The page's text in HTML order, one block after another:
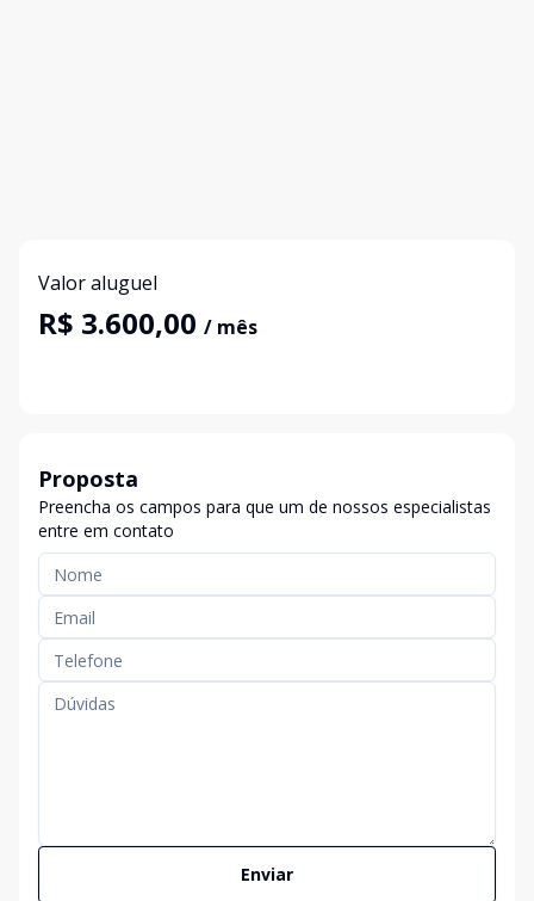
Valor aluguel
R$ 3.600,00 / mês
Proposta
Preencha os campos para que um de nossos especialistas
entre em contato
Enviar